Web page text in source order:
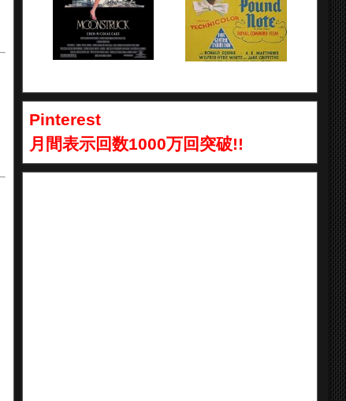
Pinterest
月間表示回数1000万回突破!!